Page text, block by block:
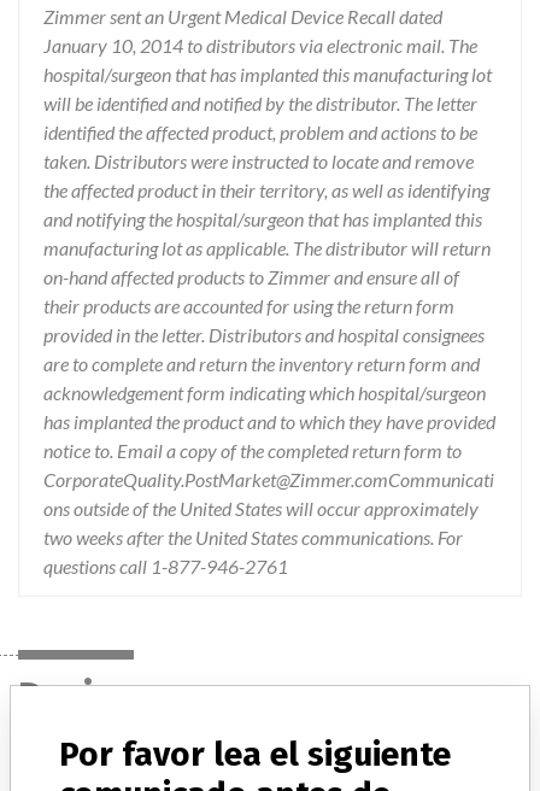
Zimmer sent an Urgent Medical Device Recall dated
January 10, 2014 to distributors via electronic mail. The
hospital/surgeon that has implanted this manufacturing lot
will be identified and notified by the distributor. The letter
identified the affected product, problem and actions to be
taken. Distributors were instructed to locate and remove
the affected product in their territory, as well as identifying
and notifying the hospital/surgeon that has implanted this
manufacturing lot as applicable. The distributor will return
on-hand affected products to Zimmer and ensure all of
their products are accounted for using the return form
provided in the letter. Distributors and hospital consignees
are to complete and return the inventory return form and
acknowledgement form indicating which hospital/surgeon
has implanted the product and to which they have provided
notice to. Email a copy of the completed return form to
CorporateQuality.PostMarket@Zimmer.comCommunicati
ons outside of the United States will occur approximately
two weeks after the United States communications. For
questions call 1-877-946-2761
Device
Device Recall Zimmer Trabecular Metal
Por favor lea el siguiente